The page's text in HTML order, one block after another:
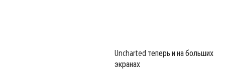
Uncharted теперь и на больших
экранах